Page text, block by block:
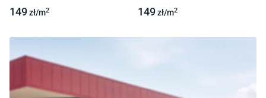
149zł/m2 149zł/m2